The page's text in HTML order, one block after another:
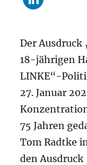
Der
18-jährigen
LINKE“-
27. Januar
75 Jahren
Tom Radtke
den